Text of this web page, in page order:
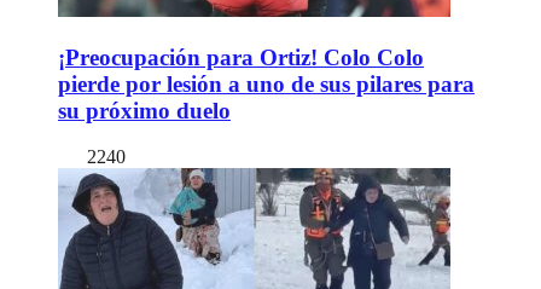
¡Preocupación para Ortiz! Colo Colo
pierde por lesión a uno de sus pilares para
su próximo duelo
2240